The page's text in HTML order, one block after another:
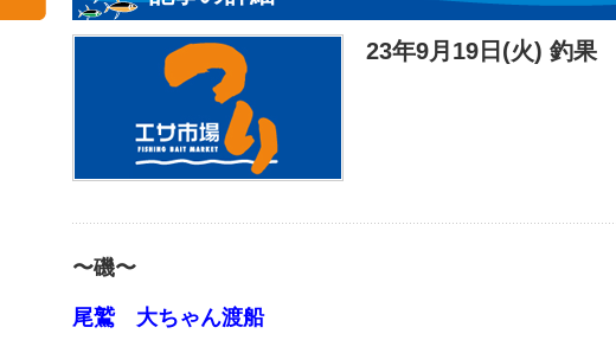
23年9月19日(火) 釣果
〜磯〜
尾鷲 大ちゃん渡船